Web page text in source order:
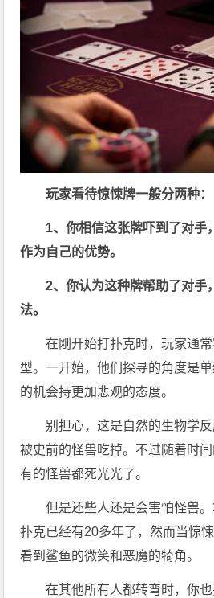
玩家看待惊悚牌一般分两种：
1、你相信这张牌吓到了对手
作为自己的优势。
2、你认为这种牌帮助了对手
法。
在刚开始打扑克时，玩家通
型。一开始，他们探寻的角度是
的机会持更加悲观的态度。
别担心，这是自然的生物学
被史前的怪兽吃掉。不过随着时
有的怪兽都死光光了。
但是还些人还是会害怕怪兽
扑克已经有20多年了，然而当惊
看到鲨鱼的微笑和恶魔的犄角。
在其他所有人都转弯时，你